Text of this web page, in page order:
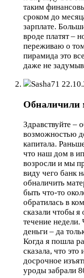
таким
сроком до
зарплате.
вроде платят –
переживаю о
пирамида это
даже не
Sasha71
Обналичили
Здравствуйте –
возможностью
капитала.
что наш дом в
возросли и мы
виду чего банк
обналичить
быть что-то
обратилась в
сказали чтобы я
течение
деньги – да
Когда я пошла
сказала, что
досрочное
уроды забрали